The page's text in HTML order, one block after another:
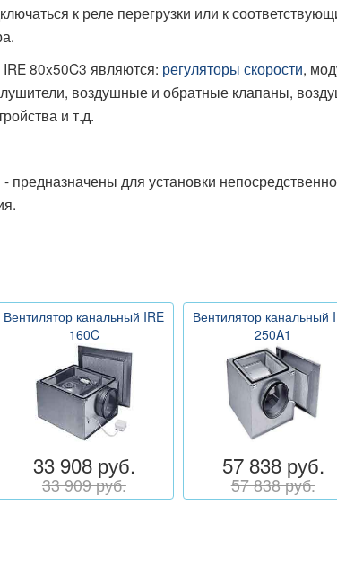
к реле перегрузки или к
80x50C3 являются: регуляторы скорости,
воздушные и обратные клапаны,
и т.д.
для установки
Вентилятор канальный IRE
160C
33 908 руб.
33 909 руб.
Вентилятор канальный
250A1
57 838 руб.
57 838 руб.